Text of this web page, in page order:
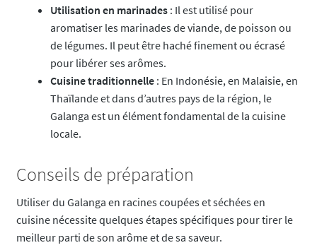
Utilisation en marinades: Il est utilisé pour
aromatiser les marinades de viande, de poisson ou
de légumes. Il peut être haché finement ou écrasé
pour libérer ses arômes.
Cuisine traditionnelle: En Indonésie, en Malaisie, en
Thaïlande et dans d’autres pays de la région, le
Galanga est un élément fondamental de la cuisine
locale.
Conseils de préparation
Utiliser du Galanga en racines coupées et séchées en
cuisine nécessite quelques étapes spécifiques pour tirer le
meilleur parti de son arôme et de sa saveur.